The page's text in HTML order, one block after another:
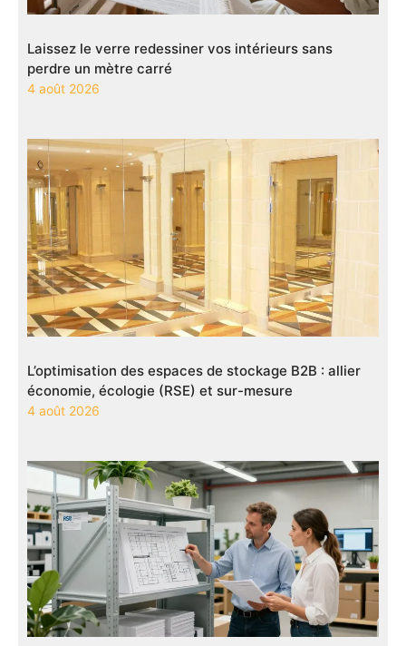
Laissez le verre redessiner vos intérieurs sans
perdre un mètre carré
4 août 2026
L’optimisation des espaces de stockage B2B : allier
économie, écologie (RSE) et sur-mesure
4 août 2026